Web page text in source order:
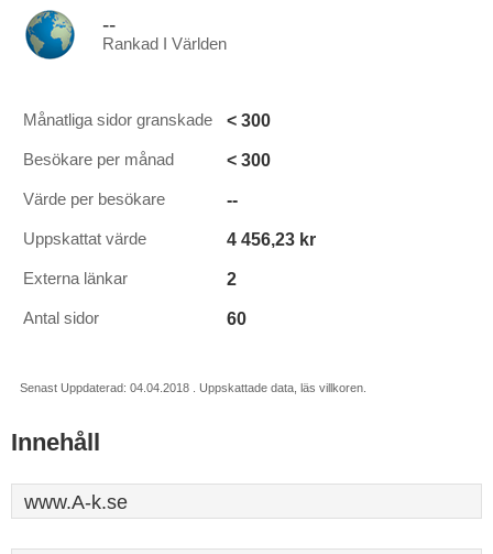
--
Rankad I Världen
Månatliga sidor granskade < 300
Besökare per månad < 300
Värde per besökare --
Uppskattat värde 4 456,23 kr
Externa länkar 2
Antal sidor 60
Senast Uppdaterad: 04.04.2018 . Uppskattade data, läs villkoren.
Innehåll
www.A-k.se